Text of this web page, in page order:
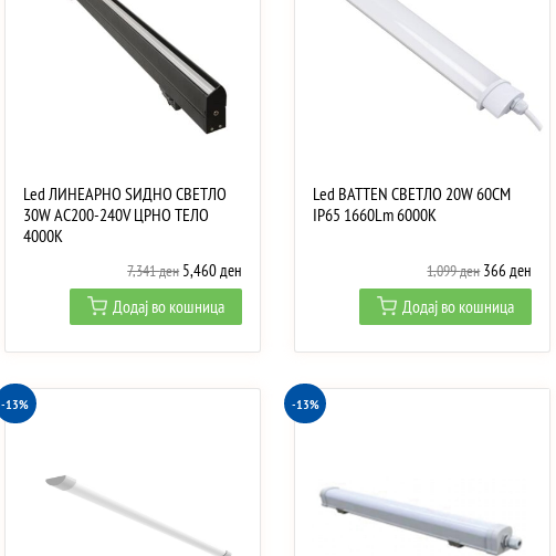
Led ЛИНЕАРНО ЅИДНО СВЕТЛО
30W AC200-240V ЦРНО ТЕЛО
4000K
7,341ден Original
price
was:
5,460ден
price
is:
Додај во кошница
Led BATTEN СВЕТЛО 20W 60CM
IP65 1660Lm 6000K
1,099ден Original
price
was:
366ден
price
is:
Додај во кошница
-13% -13%